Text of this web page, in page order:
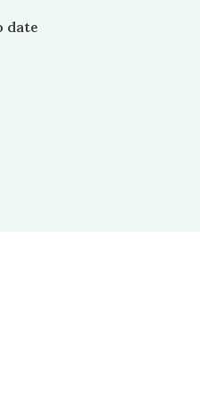
date